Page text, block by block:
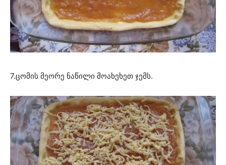
7.ცომის მეორე ნაწილი მოახეხეთ ჯემს.